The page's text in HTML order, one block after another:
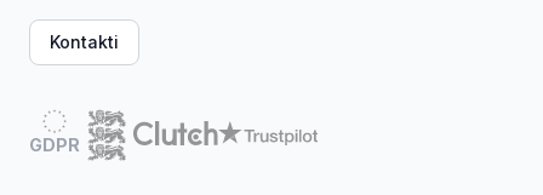
Kontakti
GDPR